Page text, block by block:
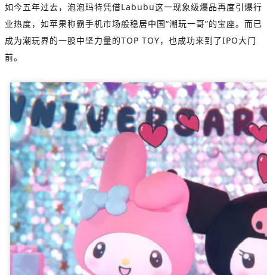
如今五年过去，泡泡玛特凭借Labubu这一现象级爆品再度引爆行
业热度，如苹果称霸手机市场般稳居中国“潮玩一哥”的宝座。而已
成为潮玩界的一股中坚力量的TOP TOY，也成功来到了IPO大门
前。